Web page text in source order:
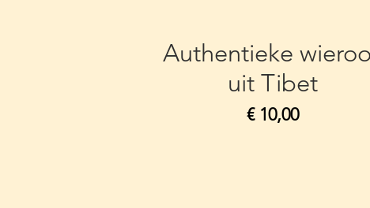
Authentieke
uit Tibet
Prijs
€ 10,00